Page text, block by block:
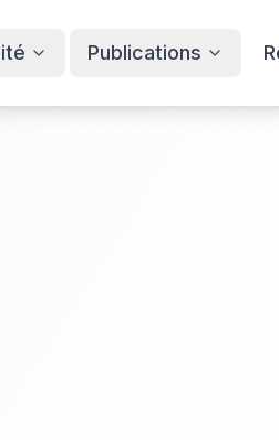
Publications